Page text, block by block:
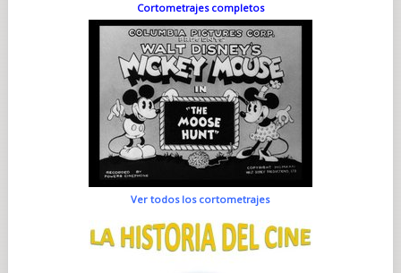
CUESTIONES MORALES...
Las anteriores películas de Anderson tenían momentos
surrealistas y fantásticos, pero no escenas concretas que
transcurrieran en otro universo o dimensión. A lo largo de la
película, a medida que Zsa-zsa va experimentando
experiencias cada vez más cercanas a la muerte, comienza a
desarrollar una cierta conciencia de sus negocios y se va
acercando más a Liesl, tiene encuentros con figuras celestiales,
ante las cuales comparece para ser juzgado. «Estas
ensoñaciones expresan lo que está pasando por su cabeza, a
medida que el deseo de Zsa-zsa de ser un padre para Liesl lo
va conduciendo inesperadamente y muy a su pesar a reevaluar
su vida», dice Anderson. «Pasa de ser épico a ser humilde».
Así en el cielo como en la tierra, la propia exploración por
parte de Liesl de su fe también conecta los viajes particulares
de padre e hija. Zsa-zsa, después de todo, la mandó al
Cortometrajes completos
Ver todos los cortometrajes